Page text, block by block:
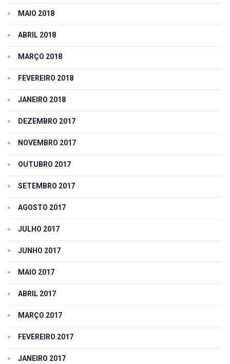
MAIO 2018
ABRIL 2018
MARÇO 2018
FEVEREIRO 2018
JANEIRO 2018
DEZEMBRO 2017
NOVEMBRO 2017
OUTUBRO 2017
SETEMBRO 2017
AGOSTO 2017
JULHO 2017
JUNHO 2017
MAIO 2017
ABRIL 2017
MARÇO 2017
FEVEREIRO 2017
JANEIRO 2017